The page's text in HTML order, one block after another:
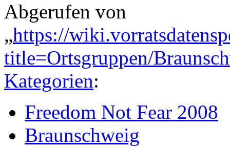
Abgerufen von
„https://
title=Ortsgruppen/
Kategorien:
Freedom Not Fear 2008
Braunschweig